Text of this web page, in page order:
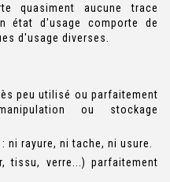
quasiment aucune trace
état d'usage comporte de
d'usage diverses.
peu utilisé ou parfaitement
ou stockage
rayure, ni tache, ni usure.
tissu, verre...) parfaitement